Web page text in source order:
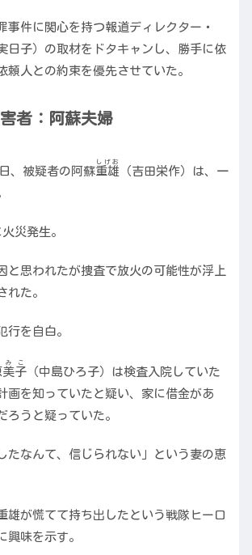
事件に関心を持つ報道ディレクター・
日子） の取材をドタキャンし、勝手に依
頼人との約束を優先させていた。
者：阿蘇夫婦
、被疑者の阿蘇重雄
しげお
（吉田栄作） は、一
災発生。
と思われたが捜査で放火の可能性が浮上
れた。
行を自白。
美子
みこ
（中島ひろ子）は検査入院していた
画を知っていたと疑い、家に借金があ
ろうと疑っていた。
たなんて、信じられない」という妻の恵
雄が慌てて持ち出したという戦隊ヒーロ
興味を示す。